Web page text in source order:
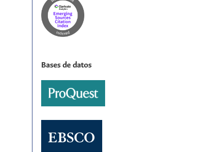
Bases de datos